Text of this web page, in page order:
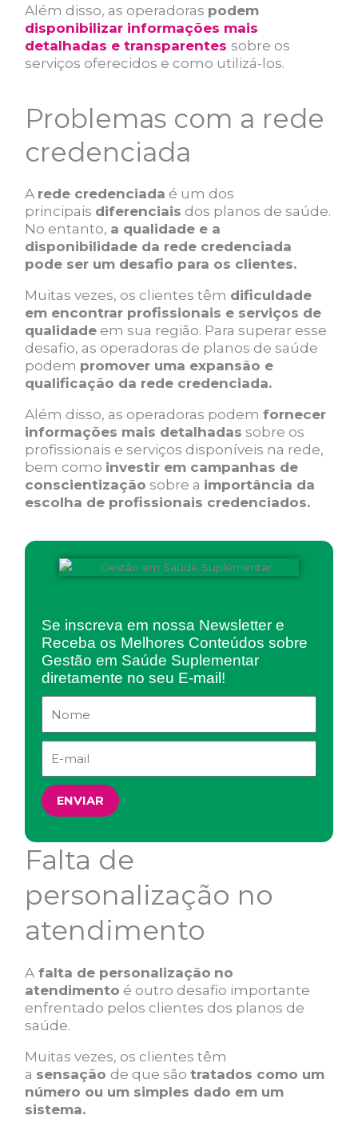
Além disso, as operadoras podem
disponibilizar informações mais
detalhadas e transparentes sobre os
serviços oferecidos e como utilizá-los.
Problemas com a rede
credenciada
A rede credenciada é um dos
principais diferenciais dos planos de saúde.
No entanto, a qualidade e a
disponibilidade da rede credenciada
pode ser um desafio para os clientes.
Muitas vezes, os clientes têm dificuldade
em encontrar profissionais e serviços de
qualidade em sua região. Para superar esse
desafio, as operadoras de planos de saúde
podem promover uma expansão e
qualificação da rede credenciada.
Além disso, as operadoras podemfornecer
informações mais detalhadas sobre os
profissionais e serviços disponíveis na rede,
bem como investir em campanhas de
conscientização sobre a importância da
escolha de profissionais credenciados.
Se inscreva em nossa Newsletter e
Receba os Melhores Conteúdos sobre
Gestão em Saúde Suplementar
diretamente no seu E-mail!
ENVIAR
Falta de
personalização no
atendimento
A falta de personalização no
atendimento é outro desafio importante
enfrentado pelos clientes dos planos de
saúde.
Muitas vezes, os clientes têm
a sensação de que sãotratados como um
número ou um simples dado em um
sistema.